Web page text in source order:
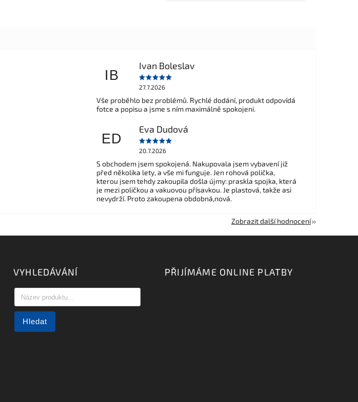
IB
Ivan Boleslav
27.7.2026
Vše proběhlo bez problémů. Rychlé dodání, produkt odpovídá
fotce a popisu a jsme s ním maximálně spokojeni.
ED
Eva Dudová
20.7.2026
S obchodem jsem spokojená. Nakupovala jsem vybavení již
před několika lety, a vše mi funguje. Jen rohová polička,
kterou jsem tehdy zakoupila došla újmy: praskla spojka, která
je mezi poličkou a vakuovou přísavkou. Je plastová, takže asi
nevydrží. Proto zakoupena obdobná,nová.
Zobrazit další hodnocení
VYHLEDÁVÁNÍ
Hledat
PŘIJÍMÁME ONLINE PLATBY